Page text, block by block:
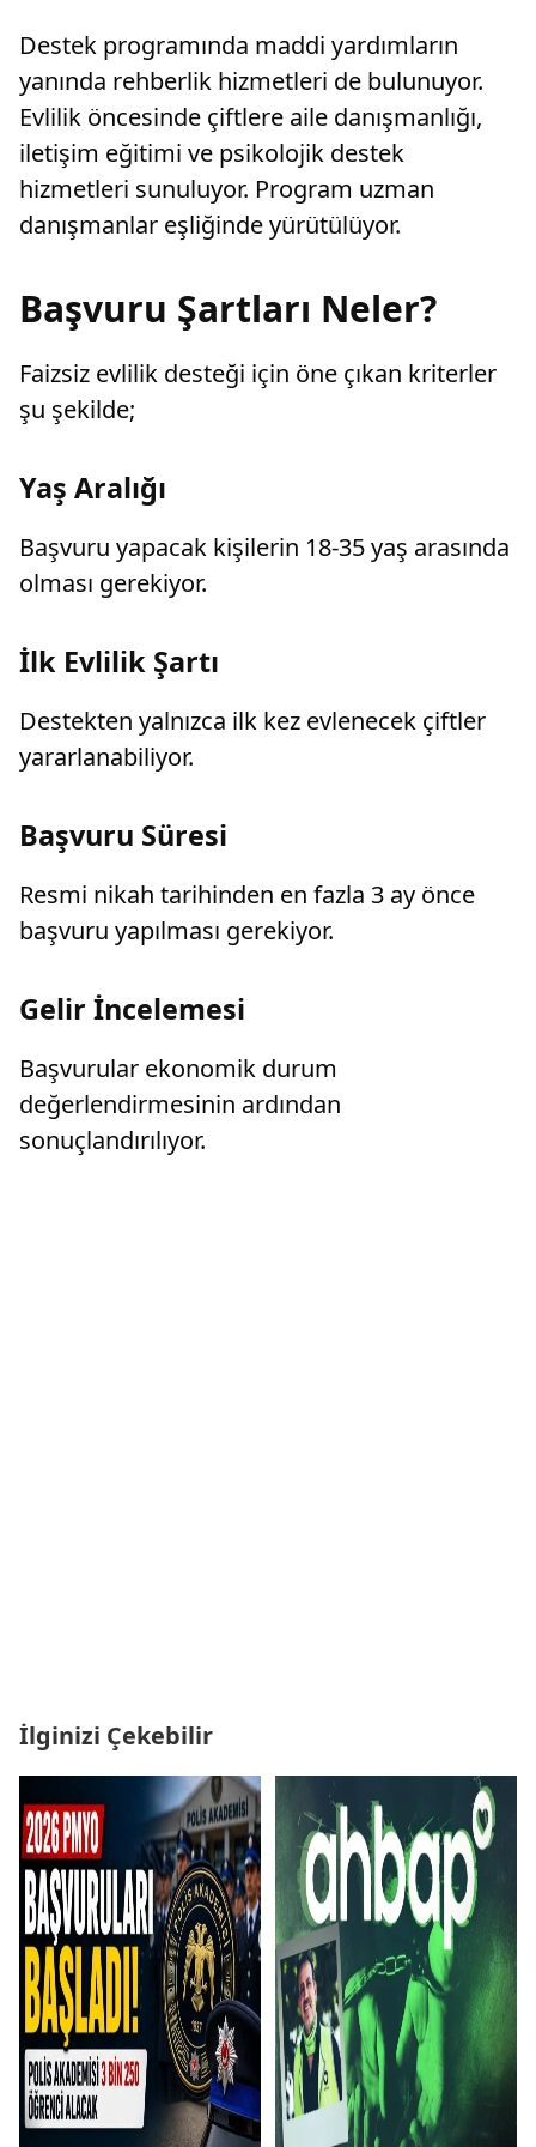
Destek programında maddi yardımların
yanında rehberlik hizmetleri de bulunuyor.
Evlilik öncesinde çiftlere aile danışmanlığı,
iletişim eğitimi ve psikolojik destek
hizmetleri sunuluyor. Program uzman
danışmanlar eşliğinde yürütülüyor.
Başvuru Şartları Neler?
Faizsiz evlilik desteği için öne çıkan kriterler
şu şekilde;
Yaş Aralığı
Başvuru yapacak kişilerin 18-35 yaş arasında
olması gerekiyor.
İlk Evlilik Şartı
Destekten yalnızca ilk kez evlenecek çiftler
yararlanabiliyor.
Başvuru Süresi
Resmi nikah tarihinden en fazla 3 ay önce
başvuru yapılması gerekiyor.
Gelir İncelemesi
Başvurular ekonomik durum
değerlendirmesinin ardından
sonuçlandırılıyor.
İlginizi Çekebilir